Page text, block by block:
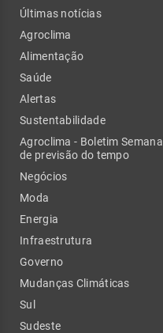
Últimas notícias
Agroclima
Alimentação
Saúde
Alertas
Sustentabilidade
Agroclima - Boletim Semanal
de previsão do tempo
Negócios
Moda
Energia
Infraestrutura
Governo
Mudanças Climáticas
Sul
Sudeste